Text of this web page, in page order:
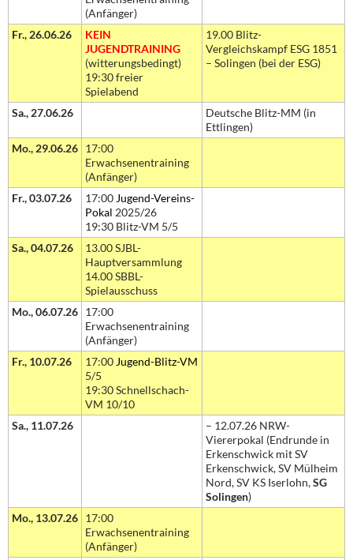
(Anfänger)
Fr., 26.06.26
KEIN
JUGENDTRAINING
(witterungsbedingt)
19:30 freier
Spielabend
19.00 Blitz-
Vergleichskampf ESG 1851
– Solingen (bei der ESG)
Sa., 27.06.26
Deutsche Blitz-MM (in
Ettlingen)
Mo., 29.06.26 17:00
Erwachsenentraining
(Anfänger)
Fr., 03.07.26
17:00 Jugend-Vereins-
Pokal 2025/26
19:30 Blitz-VM 5/5
Sa., 04.07.26
13.00 SJBL-
Hauptversammlung
14.00 SBBL-
Spielausschuss
Mo., 06.07.26 17:00
Erwachsenentraining
(Anfänger)
Fr., 10.07.26
17:00 Jugend-Blitz-VM
5/5
19:30 Schnellschach-
VM 10/10
Sa., 11.07.26
– 12.07.26 NRW-
Viererpokal (Endrunde in
Erkenschwick mit SV
Erkenschwick, SV Mülheim
Nord, SV KS Iserlohn,SG
Solingen)
Mo., 13.07.26 17:00
Erwachsenentraining
(Anfänger)